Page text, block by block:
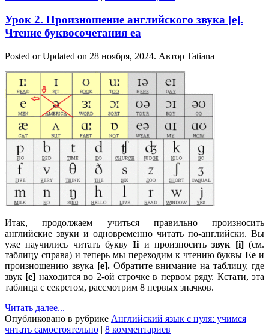
Урок 2. Произношение английского звука [e].
Чтение буквосочетания ea
Posted or Updated on 28 ноября, 2024. Автор Tatiana
Итак, продолжаем учиться правильно произносить
английские звуки и одновременно читать по-английски. Вы
уже научились читать букву Ii и произноситьзвук [i](см.
таблицу справа) и теперь мы переходим к чтению буквыEe и
произношению звука [e].Обратите внимание на таблицу, где
звук [e] находится во 2-ой строчке в первом ряду. Кстати, эта
таблица с секретом, рассмотрим 8 первых значков.
Читать далее...
Опубликовано в рубрике Английский язык с нуля: учимся
читать самостоятельно | 8 комментариев